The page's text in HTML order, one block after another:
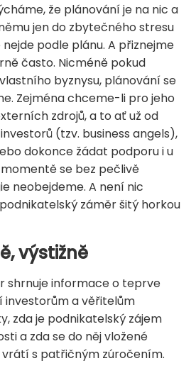
že plánování je na nic a
jen do zbytečného stresu
podle plánu. A přiznejme
často. Nicméně pokud
byznysu, plánování se
Zejména chceme-li pro jeho
zdrojů, a to ať už od
(tzv. business angels),
dokonce žádat podporu i u
se bez pečlivě
neobejdeme. A není nic
záměr šitý horkou
výstižně
shrnuje informace o teprve
investorům a věřitelům
zda je podnikatelský zájem
a zda se do něj vložené
s patřičným zúročením.